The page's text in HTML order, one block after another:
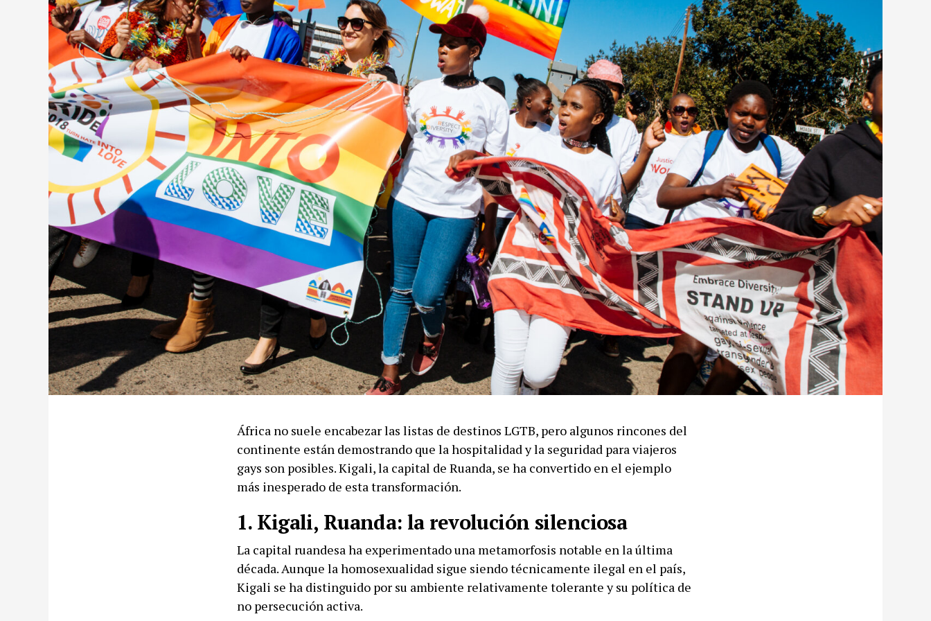
África no suele encabezar las listas de destinos LGTB, pero algunos rincones del
continente están demostrando que la hospitalidad y la seguridad para viajeros
gays son posibles. Kigali, la capital de Ruanda, se ha convertido en el ejemplo
más inesperado de esta transformación.
1. Kigali, Ruanda: la revolución silenciosa
La capital ruandesa ha experimentado una metamorfosis notable en la última
década. Aunque la homosexualidad sigue siendo técnicamente ilegal en el país,
Kigali se ha distinguido por su ambiente relativamente tolerante y su política de
no persecución activa.